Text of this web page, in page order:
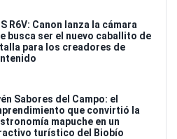
R6V: Canon lanza la cámara
busca ser el nuevo caballito de
para los creadores de
Sabores del Campo: el
que convirtió la
mapuche en un
turístico del Biobío